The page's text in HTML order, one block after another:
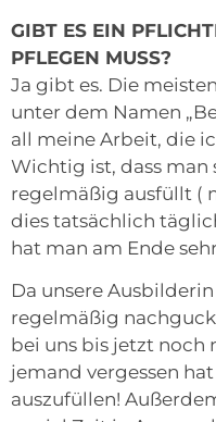
GIBT ES EIN
PFLEGEN MUSS?
Ja gibt es. Die
unter dem Namen
all meine Arbeit, die
Wichtig ist, dass man
regelmäßig ausfüllt (
dies tatsächlich
hat man am Ende
Da unsere
regelmäßig
bei uns bis jetzt noch
jemand vergessen
auszufüllen!